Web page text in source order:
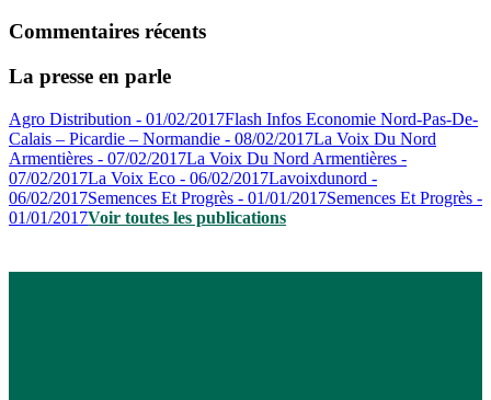
Commentaires récents
La presse en parle
Agro Distribution - 01/02/2017Flash Infos Economie Nord-Pas-De-
Calais – Picardie – Normandie - 08/02/2017La Voix Du Nord
Armentières - 07/02/2017La Voix Du Nord Armentières -
07/02/2017La Voix Eco - 06/02/2017Lavoixdunord -
06/02/2017Semences Et Progrès - 01/01/2017Semences Et Progrès -
01/01/2017Voir toutes les publications